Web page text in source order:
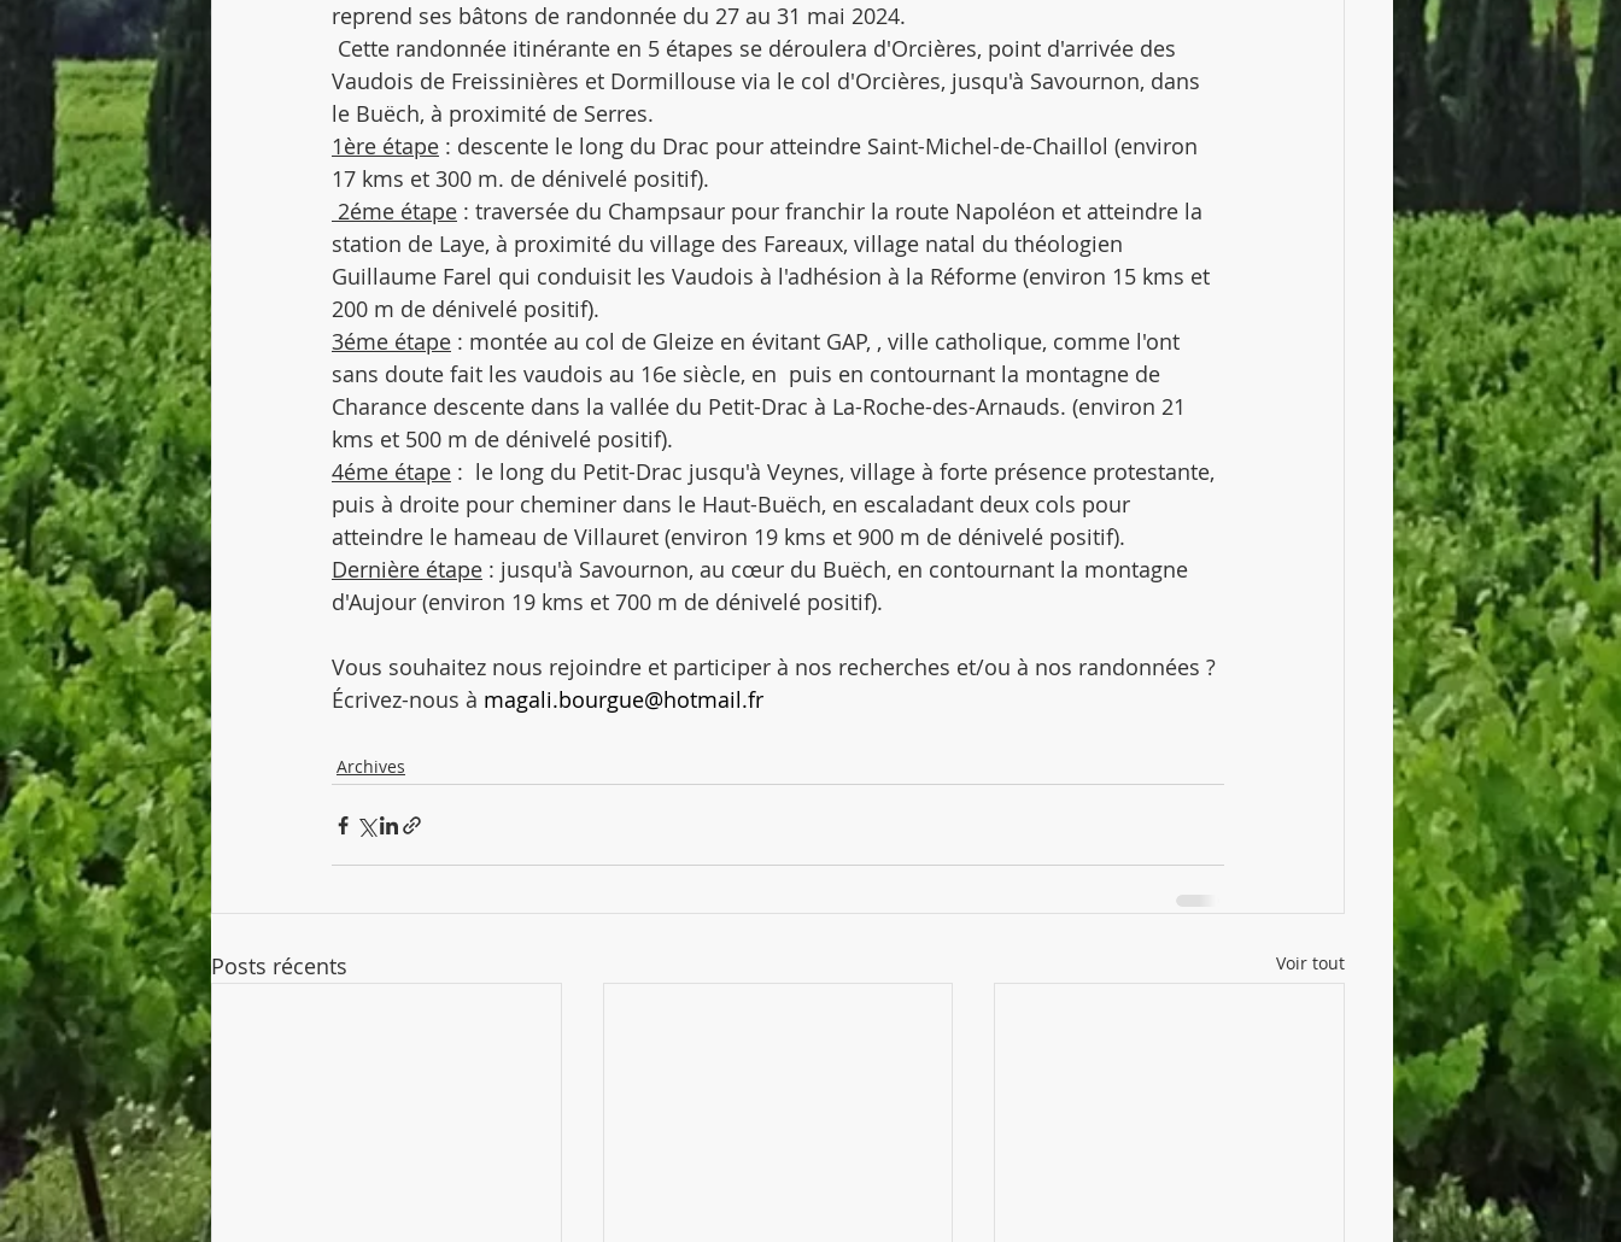
reprend ses bâtons de randonnée du 27 au 31 mai 2024.
Cette randonnée itinérante en 5 étapes se déroulera d'Orcières, point d'arrivée des
Vaudois de Freissinières et Dormillouse via le col d'Orcières, jusqu'à Savournon, dans
le Buëch, à proximité de Serres.
1ère étape : descente le long du Drac pour atteindre Saint-Michel-de-Chaillol (environ
17 kms et 300 m. de dénivelé positif).
2éme étape : traversée du Champsaur pour franchir la route Napoléon et atteindre la
station de Laye, à proximité du village des Fareaux, village natal du théologien
Guillaume Farel qui conduisit les Vaudois à l'adhésion à la Réforme (environ 15 kms et
200 m de dénivelé positif).
3éme étape : montée au col de Gleize en évitant GAP, , ville catholique, comme l'ont
sans doute fait les vaudois au 16e siècle, en  puis en contournant la montagne de
Charance descente dans la vallée du Petit-Drac à La-Roche-des-Arnauds. (environ 21
kms et 500 m de dénivelé positif).
4éme étape :  le long du Petit-Drac jusqu'à Veynes, village à forte présence protestante,
puis à droite pour cheminer dans le Haut-Buëch, en escaladant deux cols pour
atteindre le hameau de Villauret (environ 19 kms et 900 m de dénivelé positif).
Dernière étape : jusqu'à Savournon, au cœur du Buëch, en contournant la montagne
d'Aujour (environ 19 kms et 700 m de dénivelé positif).
Vous souhaitez nous rejoindre et participer à nos recherches et/ou à nos randonnées ?
Écrivez-nous à magali.bourgue@hotmail.fr
Archives
Posts récents Voir tout